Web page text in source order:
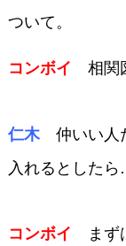
ついて。
コンボイ 相関
仁木仲いい人
入れるとしたら
コンボイ まず